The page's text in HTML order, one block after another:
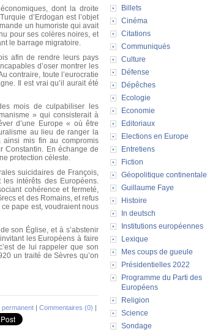
Billets
Cinéma
Citations
Communiqués
Culture
Défense
Dépêches
Ecologie
Economie
Editoriaux
Elections en Europe
Entretiens
Fiction
Géopolitique continentale
Guillaume Faye
Histoire
In deutsch
Institutions européennes
Lexique
Mes coups de gueule
Présidentielles 2022
Programme du Parti des
Européens
Religion
Science
Sondage
dont la droite
d’Erdogan est l’objet
un humoriste qui avait
pour ses colères noires, et
le barrage migratoire.
afin de rendre leurs pays
d’oser montrer les
contraire, toute l’eurocratie
Il est vrai qu’il aurait été
mois de culpabiliser les
» qui consisterait à
d’une Europe « où être
au lieu de ranger la
ainsi mis fin au compromis
Constantin. En échange de
protection céleste.
suicidaires de François,
les intérêts des Européens.
cohérence et fermeté,
et des Romains, et refus
pape est, voudraient nous
son Église, et à s’abstenir
les Européens à faire
de lui rappeler que son
un traité de Sèvres qu’on
permanent | Commentaires (0) |